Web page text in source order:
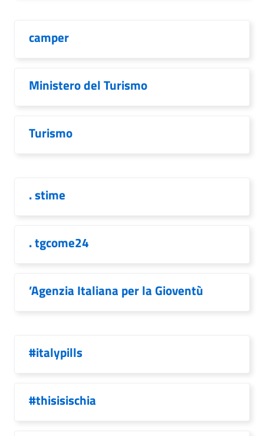
camper
Ministero del Turismo
Turismo
. stime
. tgcome24
’Agenzia Italiana per la Gioventù
#italypills
#thisisischia